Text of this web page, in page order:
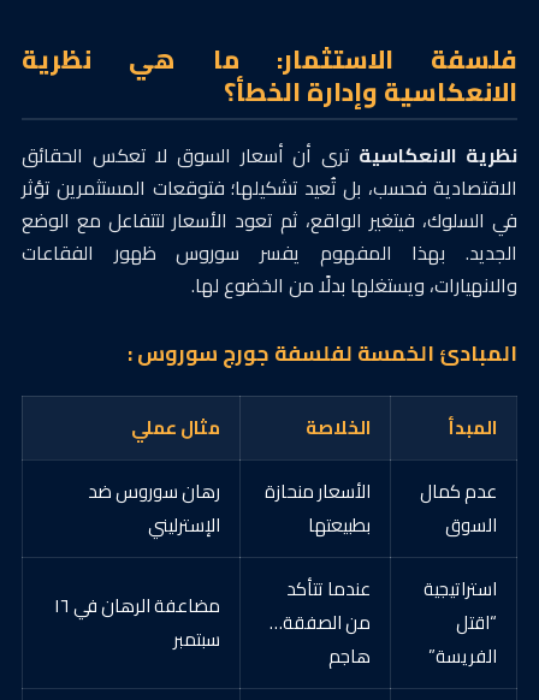
فلسفة الاستثمار: ما هي نظرية
الانعكاسية وإدارة الخطأ؟
نظرية الانعكاسية ترى أن أسعار السوق لا تعكس الحقائق
الاقتصادية فحسب، بل تُعيد تشكيلها؛ فتوقعات المستثمرين تؤثر
في السلوك، فيتغير الواقع، ثم تعود الأسعار لتتفاعل مع الوضع
الجديد. بهذا المفهوم يفسر سوروس ظهور الفقاعات
والانهيارات، ويستغلها بدلًا من الخضوع لها.
المبادئ الخمسة لفلسفة جورج سوروس :
المبدأ الخلاصة
مثال عملي
عدم كمال
السوق
الأسعار منحازة
بطبيعتها
رهان سوروس ضد
الإسترليني
استراتيجية
“اقتل
الفريسة”
عندما تتأكد
من الصفقة…
هاجم
مضاعفة الرهان في ١٦
سبتمبر